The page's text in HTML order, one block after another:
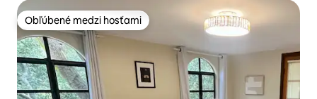
Obľúbené medzi hosťami
Obľúbené medzi hosťami